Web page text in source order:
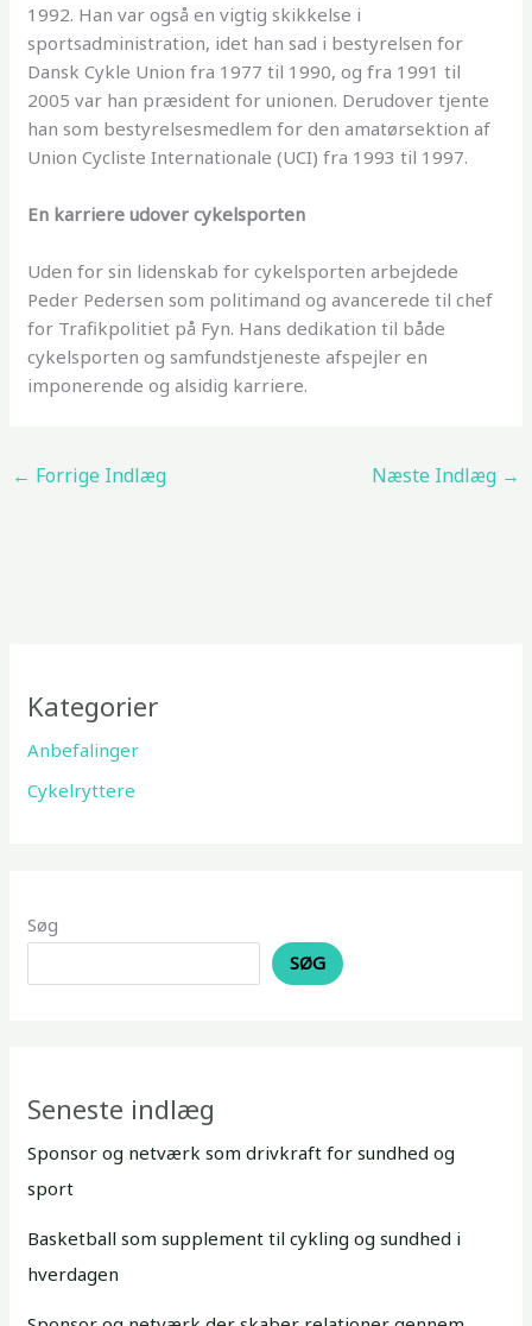
1992. Han var også en vigtig skikkelse i
sportsadministration, idet han sad i bestyrelsen for
Dansk Cykle Union fra 1977 til 1990, og fra 1991 til
2005 var han præsident for unionen. Derudover tjente
han som bestyrelsesmedlem for den amatørsektion af
Union Cycliste Internationale (UCI) fra 1993 til 1997.
En karriere udover cykelsporten
Uden for sin lidenskab for cykelsporten arbejdede
Peder Pedersen som politimand og avancerede til chef
for Trafikpolitiet på Fyn. Hans dedikation til både
cykelsporten og samfundstjeneste afspejler en
imponerende og alsidig karriere.
← Forrige Indlæg Næste Indlæg →
Kategorier
Anbefalinger
Cykelryttere
Søg
SØG
Seneste indlæg
Sponsor og netværk som drivkraft for sundhed og
sport
Basketball som supplement til cykling og sundhed i
hverdagen